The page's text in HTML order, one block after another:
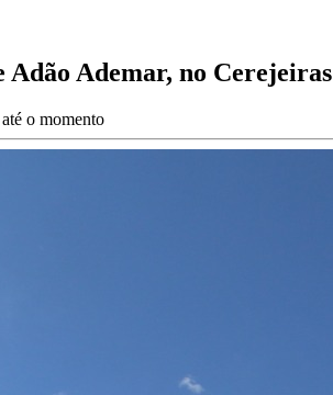
Ademar, no Cerejeiras
o momento